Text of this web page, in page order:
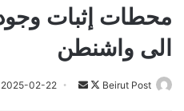
محطات إثبات
الى واشنطن
Beirut Post
تابعأرسل 2025-02-22